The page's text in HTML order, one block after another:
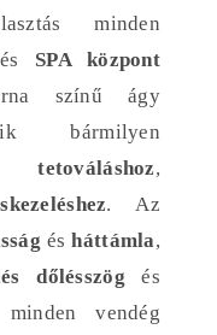
minden
SPA központ
színű ágy
bármilyen
tetováláshoz,
. Az
ésháttámla,
dőlésszög és
vendég